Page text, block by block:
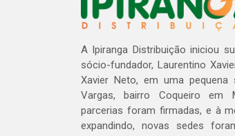
A Ipiranga Distribuição iniciou
sócio-fundador, Laurentino
Xavier Neto, em uma pequena
Vargas, bairro Coqueiro em
parcerias foram firmadas, e à
expandindo, novas sedes